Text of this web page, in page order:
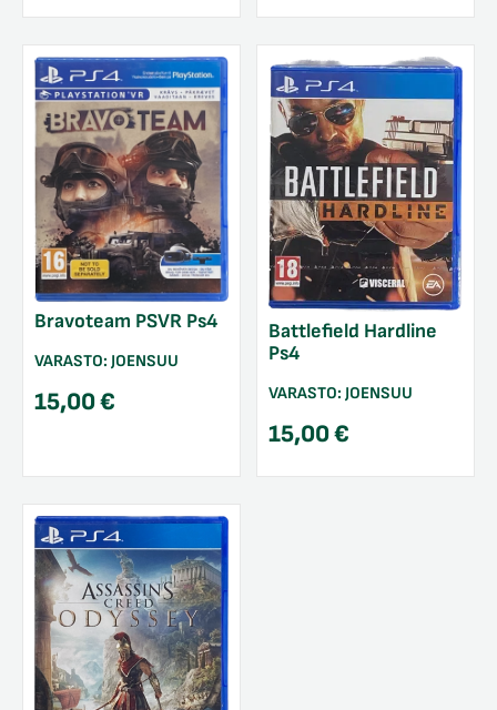
Bravoteam PSVR Ps4
VARASTO: JOENSUU
15,00€
Battlefield Hardline
Ps4
VARASTO: JOENSUU
15,00€